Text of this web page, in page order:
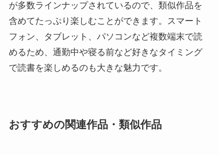
が多数ラインナップされているので、類似作品を
含めてたっぷり楽しむことができます。スマート
フォン、タブレット、パソコンなど複数端末で読
めるため、通勤中や寝る前など好きなタイミング
で読書を楽しめるのも大きな魅力です。
おすすめの関連作品・類似作品